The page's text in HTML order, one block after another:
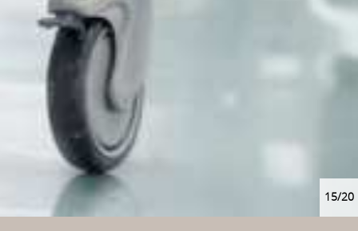
15/20